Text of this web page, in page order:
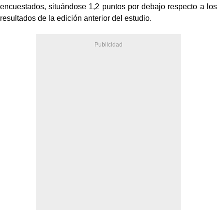
encuestados, situándose 1,2 puntos por debajo respecto a los
resultados de la edición anterior del estudio.